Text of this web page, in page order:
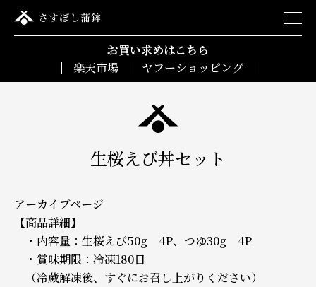
お買い求めはこちら
楽天市場
ヤフーショッピング
生桜えび丼セット
アーカイブページ
【商品詳細】
・内容量：生桜えび50g 4P、つゆ30g 4P
・賞味期限：冷凍180日
（冷蔵解凍後、すぐにお召し上がりください）